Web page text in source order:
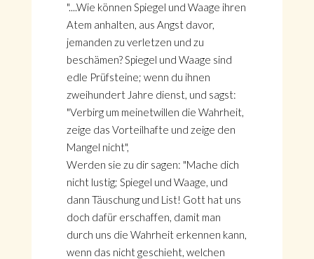
"....Wie können Spiegel und Waage ihren
Atem anhalten, aus Angst davor,
jemanden zu verletzen und zu
beschämen? Spiegel und Waage sind
edle Prüfsteine; wenn du ihnen
zweihundert Jahre dienst, und sagst:
"Verbirg um meinetwillen die Wahrheit,
zeige das Vorteilhafte und zeige den
Mangel nicht",
Werden sie zu dir sagen: "Mache dich
nicht lustig; Spiegel und Waage, und
dann Täuschung und List! Gott hat uns
doch dafür erschaffen, damit man
durch uns die Wahrheit erkennen kann,
wenn das nicht geschieht, welchen